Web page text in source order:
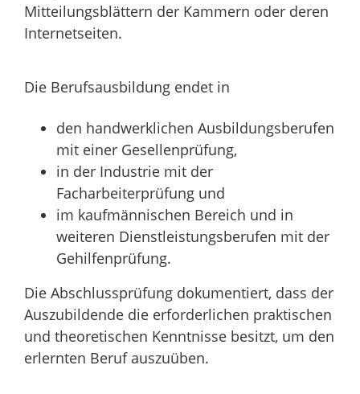
Mitteilungsblättern der Kammern oder deren
Internetseiten.
Die Berufsausbildung endet in
den handwerklichen Ausbildungsberufen
mit einer Gesellenprüfung,
in der Industrie mit der
Facharbeiterprüfung und
im kaufmännischen Bereich und in
weiteren Dienstleistungsberufen mit der
Gehilfenprüfung.
Die Abschlussprüfung dokumentiert, dass der
Auszubildende die erforderlichen praktischen
und theoretischen Kenntnisse besitzt, um den
erlernten Beruf auszuüben.